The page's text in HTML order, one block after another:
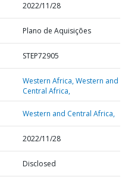
2022/11/28
Plano de Aquisições
STEP72905
Western Africa,Western and
Central Africa,
Western and Central Africa,
2022/11/28
Disclosed